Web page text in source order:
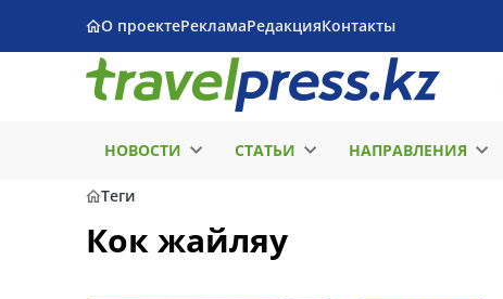
О проектеРекламаРедакцияКонтакты
НОВОСТИ СТАТЬИ НАПРАВЛЕНИЯ
Теги
Кок жайляу